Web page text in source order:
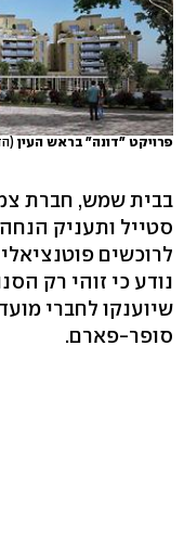
פרויקט "דונה" בראש העין
בבית שמש, חברת
נודע כי זוהי רק
שיוענקו לחברי
סופר-פארם.